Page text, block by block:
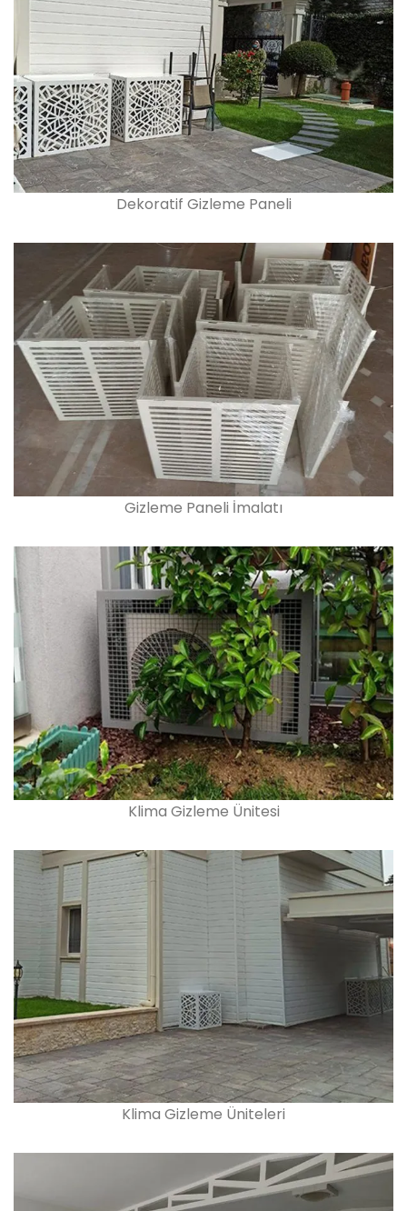
Dekoratif Gizleme Paneli
Gizleme Paneli İmalatı
Klima Gizleme Ünitesi
Klima Gizleme Üniteleri